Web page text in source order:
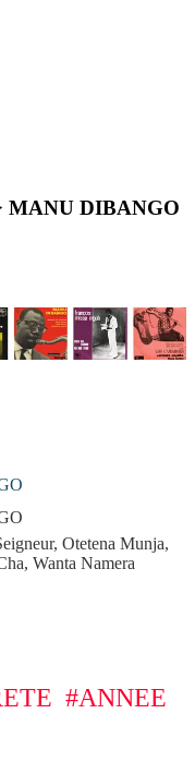
MANU DIBANGO
Otetena Munja,
Wanta Namera
#ANNEE